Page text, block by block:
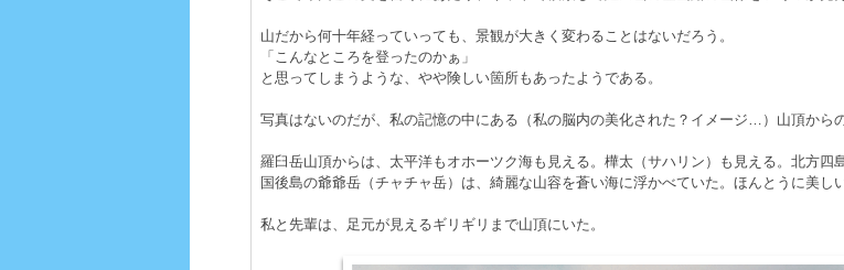
山だから何十年経っていっても、景観が大きく変わることはないだろう。
「こんなところを登ったのかぁ」
と思ってしまうような、やや険しい箇所もあったようである。
写真はないのだが、私の記憶の中にある（私の脳内の美化された？イメージ…）山頂から
羅臼岳山頂からは、太平洋もオホーツク海も見える。樺太（サハリン）も見える。北方四
国後島の爺爺岳（チャチャ岳）は、綺麗な山容を蒼い海に浮かべていた。ほんとうに美し
私と先輩は、足元が見えるギリギリまで山頂にいた。